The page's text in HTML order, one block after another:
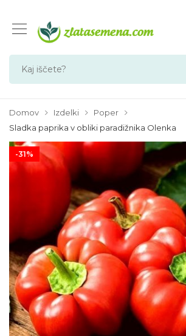
Domov Izdelki
Poper
Sladka paprika v obliki paradižnika Olenka
-31%